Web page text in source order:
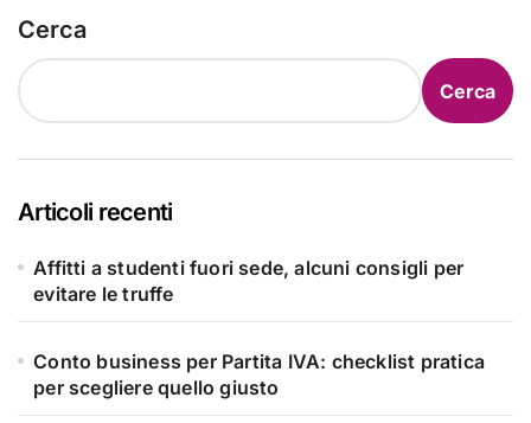
Cerca
Cerca
Articoli recenti
Affitti a studenti fuori sede, alcuni consigli per
evitare le truffe
Conto business per Partita IVA: checklist pratica
per scegliere quello giusto